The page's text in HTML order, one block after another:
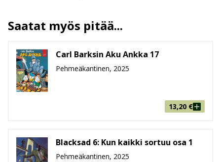
Ilmestymispäivä
15.10.2025
ALV
13.5 %
Sivumäärä
136
Koko
leveys x korkeus x paksuus
221 mm * 292 mm * 17 mm
Paino
Saatat myös pitää...
Carl Barksin Aku Ankka 17
Pehmeäkantinen, 2025
13,20 €
Blacksad 6: Kun kaikki sortuu osa 1
Pehmeäkantinen, 2025